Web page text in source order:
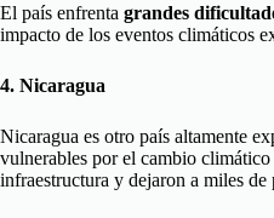
El país enfrenta grandes
impacto de los eventos climáticos
4. Nicaragua
Nicaragua es otro país altamente
vulnerables por el cambio
infraestructura y dejaron a miles de